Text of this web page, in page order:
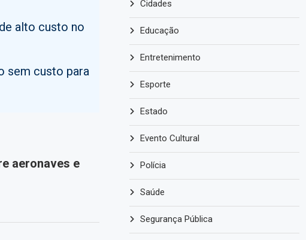
alto custo no
sem custo para
aeronaves e
Cidades
Educação
Entretenimento
Esporte
Estado
Evento Cultural
Polícia
Saúde
Segurança Pública